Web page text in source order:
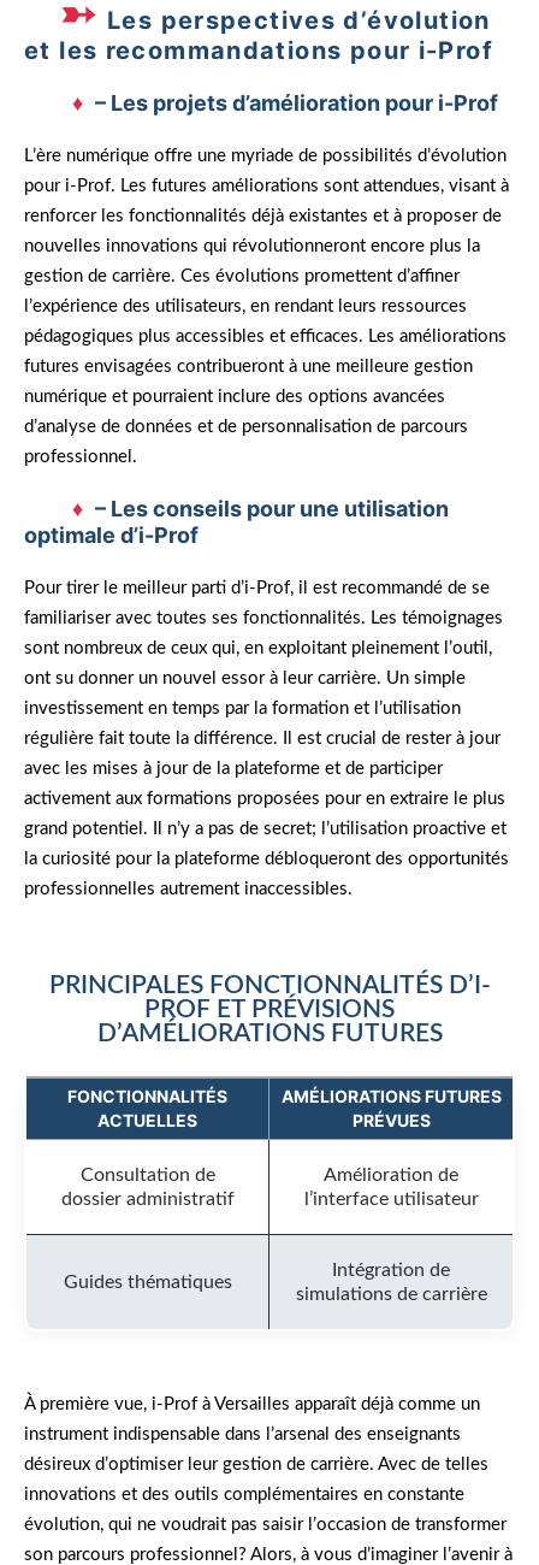
Les perspectives d’évolution
et les recommandations pour i-Prof
– Les projets d’amélioration pour i-Prof
L’ère numérique offre une myriade de possibilités d’évolution
pour i-Prof. Les futures améliorations sont attendues, visant à
renforcer les fonctionnalités déjà existantes et à proposer de
nouvelles innovations qui révolutionneront encore plus la
gestion de carrière. Ces évolutions promettent d’affiner
l’expérience des utilisateurs, en rendant leurs ressources
pédagogiques plus accessibles et efficaces. Les améliorations
futures envisagées contribueront à une meilleure gestion
numérique et pourraient inclure des options avancées
d’analyse de données et de personnalisation de parcours
professionnel.
– Les conseils pour une utilisation
optimale d’i-Prof
Pour tirer le meilleur parti d’i-Prof, il est recommandé de se
familiariser avec toutes ses fonctionnalités. Les témoignages
sont nombreux de ceux qui, en exploitant pleinement l’outil,
ont su donner un nouvel essor à leur carrière. Un simple
investissement en temps par la formation et l’utilisation
régulière fait toute la différence. Il est crucial de rester à jour
avec les mises à jour de la plateforme et de participer
activement aux formations proposées pour en extraire le plus
grand potentiel. Il n’y a pas de secret; l’utilisation proactive et
la curiosité pour la plateforme débloqueront des opportunités
professionnelles autrement inaccessibles.
PRINCIPALES FONCTIONNALITÉS D’I-
PROF ET PRÉVISIONS
D’AMÉLIORATIONS FUTURES
FONCTIONNALITÉS
ACTUELLES
AMÉLIORATIONS FUTURES
PRÉVUES
Consultation de
dossier administratif
Amélioration de
l’interface utilisateur
Guides thématiques
Intégration de
simulations de carrière
À première vue, i-Prof à Versailles apparaît déjà comme un
instrument indispensable dans l’arsenal des enseignants
désireux d’optimiser leur gestion de carrière. Avec de telles
innovations et des outils complémentaires en constante
évolution, qui ne voudrait pas saisir l’occasion de transformer
son parcours professionnel? Alors, à vous d’imaginer l’avenir à